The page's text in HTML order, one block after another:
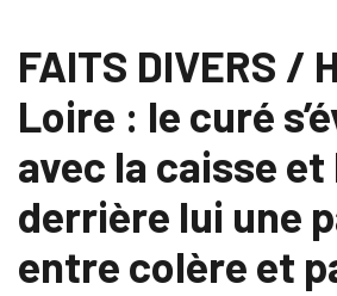
FAITS DIVERS /
Loire : le curé
avec la caisse et
derrière lui une
entre colère et